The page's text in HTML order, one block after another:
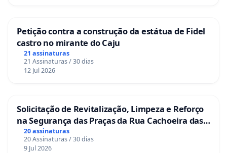
Petição contra a construção da estátua de Fidel
castro no mirante do Caju
21 assinaturas
21 Assinaturas / 30 dias
12 Jul 2026
Solicitação de Revitalização, Limpeza e Reforço
na Segurança das Praças da Rua Cachoeira das
Sete Ilhas
20 assinaturas
20 Assinaturas / 30 dias
9 Jul 2026